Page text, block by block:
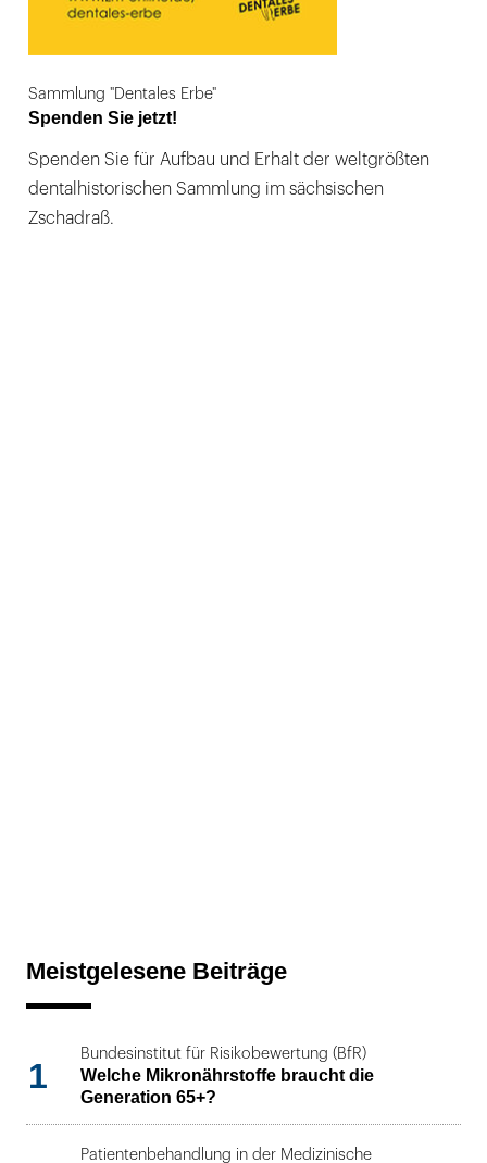
Sammlung "Dentales Erbe"
Spenden Sie jetzt!
Spenden Sie für Aufbau und Erhalt der weltgrößten
dentalhistorischen Sammlung im sächsischen
Zschadraß.
Meistgelesene Beiträge
1
Bundesinstitut für Risikobewertung (BfR)
Welche Mikronährstoffe braucht die
Generation 65+?
Patientenbehandlung in der Medizinische